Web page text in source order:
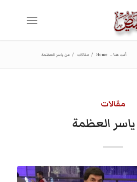
أنت هنا .. Home
/ مقالات / عن ياسر العظمة
مقالات
العظمة